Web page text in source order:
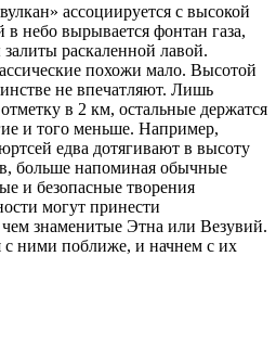
ассоциируется с высокой
небо вырывается фонтан газа,
раскаленной лавой.
похожи мало. Высотой
не впечатляют. Лишь
в 2 км, остальные держатся
и того меньше. Например,
едва дотягивают в высоту
больше напоминая обычные
и безопасные творения
могут принести
знаменитые Этна или Везувий.
с ними поближе, и начнем с их